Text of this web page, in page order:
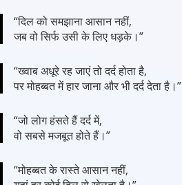
“दिल को समझाना आसान नहीं,
जब वो सिर्फ उसी के लिए धड़के।”
“ख्वाब अधूरे रह जाएं तो दर्द होता है,
पर मोहब्बत में हार जाना और भी दर्द देता है।”
“जो लोग हंसते हैं दर्द में,
वो सबसे मजबूत होते हैं।”
“मोहब्बत के रास्ते आसान नहीं,